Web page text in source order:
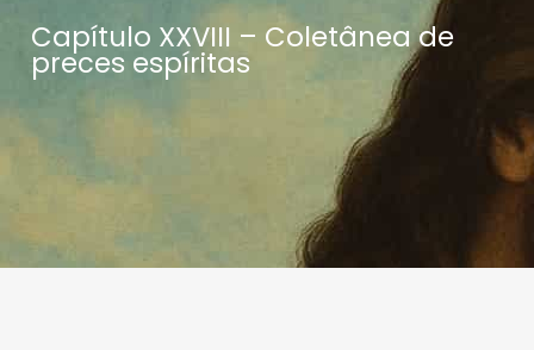
Capítulo XXVIII – Coletânea de
preces espíritas